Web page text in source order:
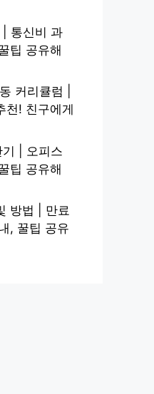
| 통신비 과
팁 공유해
커리큘럼 |
천! 친구에게
기 | 오피스
팁 공유해
방법 | 만료
, 꿀팁 공유